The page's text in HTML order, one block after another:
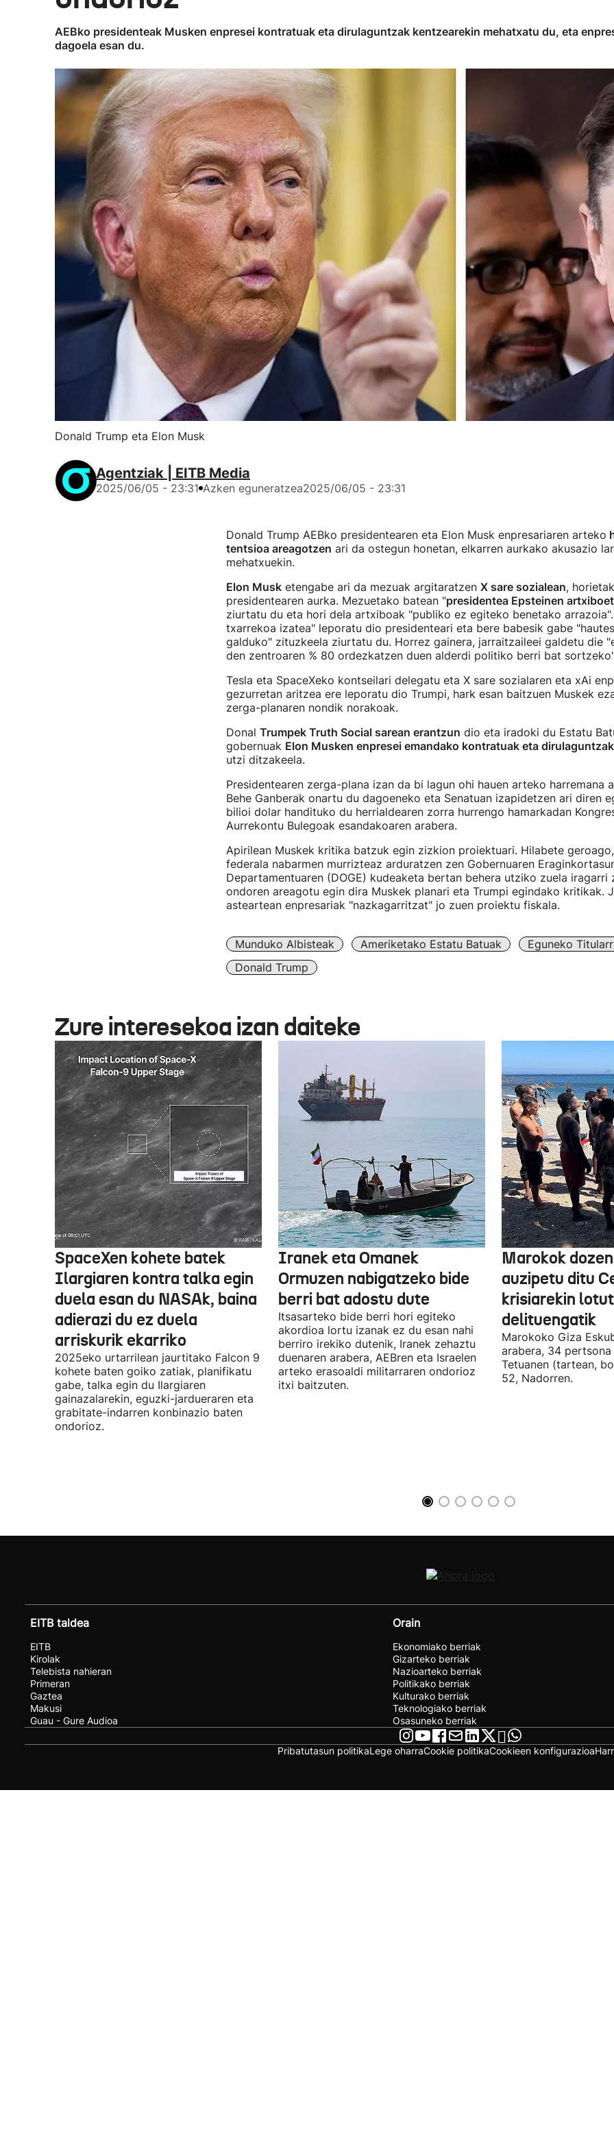
AEBko presidenteak Musken enpresei kontratuak eta dirulaguntzak kentzearekin mehatxatu du, eta
dagoela esan du.
Donald Trump eta Elon Musk
Agentziak | EITB Media
2025/06/05 - 23:31 Azken eguneratzea2025/06/05 - 23:31
Donald Trump AEBko presidentearen eta Elon Musk enpresariaren arteko
tentsioa areagotzen ari da ostegun honetan, elkarren aurkako akusazio
mehatxuekin.
Elon Musketengabe ari da mezuak argitaratzen X sare sozialean,
presidentearen aurka. Mezuetako batean "presidentea Epsteinen
ziurtatu du eta hori dela artxiboak "publiko ez egiteko benetako
txarrekoa izatea" leporatu dio presidenteari eta bere babesik gabe
galduko" zituzkeela ziurtatu du. Horrez gainera, jarraitzaileei galdetu die
den zentroaren % 80 ordezkatzen duen alderdi politiko berri bat
Tesla eta SpaceXeko kontseilari delegatu eta X sare sozialaren eta xAi
gezurretan aritzea ere leporatu dio Trumpi, hark esan baitzuen Muskek
zerga-planaren nondik norakoak.
Donal Trumpek Truth Social sarean erantzun dio eta iradoki du Estatu
gobernuak Elon Musken enpresei emandako kontratuak eta
utzi ditzakeela.
Presidentearen zerga-plana izan da bi lagun ohi hauen arteko harremana
Behe Ganberak onartu du dagoeneko eta Senatuan izapidetzen ari diren
bilioi dolar handituko du herrialdearen zorra hurrengo hamarkadan
Aurrekontu Bulegoak esandakoaren arabera.
Apirilean Muskek kritika batzuk egin zizkion proiektuari. Hilabete
federala nabarmen murrizteaz arduratzen zen Gobernuaren
Departamentuaren (DOGE) kudeaketa bertan behera utziko zuela iragarri
ondoren areagotu egin dira Muskek planari eta Trumpi egindako kritikak.
asteartean enpresariak "nazkagarritzat" jo zuen proiektu fiskala.
Munduko Albisteak Ameriketako Estatu Batuak
Eguneko
Donald Trump
Zure interesekoa izan daiteke
SpaceXen kohete batek
Ilargiaren kontra talka egin
duela esan du NASAk, baina
adierazi du ez duela
arriskurik ekarriko
2025eko urtarrilean jaurtitako Falcon 9
kohete baten goiko zatiak, planifikatu
gabe, talka egin du Ilargiaren
gainazalarekin, eguzki-jardueraren eta
grabitate-indarren konbinazio baten
ondorioz.
Iranek eta Omanek
Ormuzen nabigatzeko bide
berri bat adostu dute
Itsasarteko bide berri hori egiteko
akordioa lortu izanak ez du esan nahi
berriro irekiko dutenik, Iranek zehaztu
duenaren arabera, AEBren eta Israelen
arteko erasoaldi militarraren ondorioz
itxi baitzuten.
Marokok
auzipetu ditu
krisiarekin
delituengatik
Marokoko Giza
arabera, 34
Tetuanen (tartean,
52, Nadorren.
EITB taldea
EITB
Kirolak
Telebista nahieran
Primeran
Gaztea
Makusi
Guau - Gure Audioa
Orain
Ekonomiako berriak
Gizarteko berriak
Nazioarteko berriak
Politikako berriak
Kulturako berriak
Teknologiako berriak
Osasuneko berriak
Pribatutasun politikaLege oharraCookie politikaCookieen konfigurazioa